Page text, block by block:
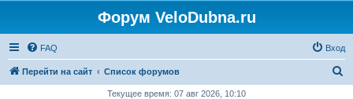
Форум VeloDubna.ru
FAQ Вход
Перейти на сайт Список форумов
Текущее время: 07 авг 2026, 10:10